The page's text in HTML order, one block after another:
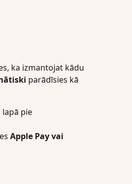
ka izmantojat kādu
parādīsies kā
lapā pie
Apple Pay vai